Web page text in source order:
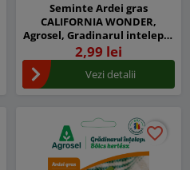
Seminte Ardei gras
CALIFORNIA WONDER,
Agrosel, Gradinarul intelept -
cca 45 seminte
2,99 lei
Vezi detalii
favorite_border
favorite_border